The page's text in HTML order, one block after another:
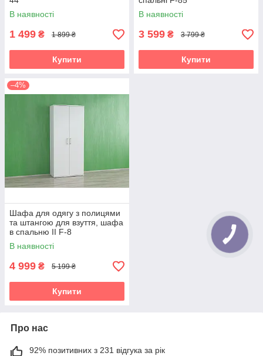
В наявності
1 499 ₴ 1 899 ₴
Купити
В наявності
3 599 ₴ 3 799 ₴
Купити
–4%
Шафа для одягу з полицями
та штангою для взуття, шафа
в спальню II F-8
В наявності
4 999 ₴ 5 199 ₴
Купити
Про нас
92% позитивних з 231 відгука за рік